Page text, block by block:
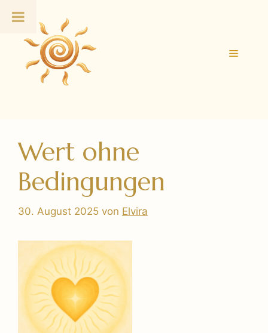
Inhalt
springen
Menü
Wert ohne
Bedingungen
30. August 2025 von Elvira